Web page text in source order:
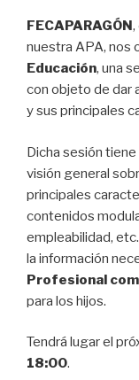
FECAPARAGÓN ,
nuestra APA, nos
Educación, una
con objeto de dar
y sus principales
Dicha sesión tiene
visión general
principales
contenidos
empleabilidad,
la información
Profesional
para los hijos.
Tendrá lugar el
18:00.